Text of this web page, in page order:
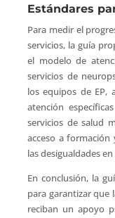
Estándares
Para medir el
servicios, la guía
el modelo de
servicios de
los equipos de EP,
atención
servicios de salud
acceso a
las desigualdades
En conclusión, la
para garantizar que
reciban un apoyo